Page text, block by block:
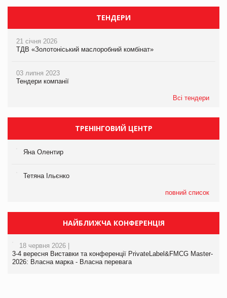
ТЕНДЕРИ
21 січня 2026
ТДВ «Золотоніський маслоробний комбінат»
03 липня 2023
Тендери компанії
Всі тендери
ТРЕНІНГОВИЙ ЦЕНТР
Яна Олентир
Тетяна Ільєнко
повний список
НАЙБЛИЖЧА КОНФЕРЕНЦІЯ
18 червня 2026 |
3-4 вересня Виставки та конференції PrivateLabel&FMCG Master-
2026: Власна марка - Власна перевага